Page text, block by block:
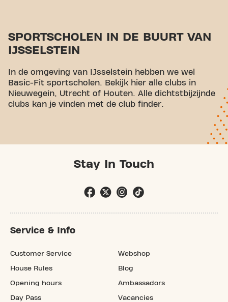
SPORTSCHOLEN IN DE BUURT VAN
IJSSELSTEIN
In de omgeving van IJsselstein hebben we wel
Basic-Fit sportscholen. Bekijk hier alle clubs in
Nieuwegein, Utrecht of Houten. Alle dichtstbijzijnde
clubs kan je vinden met de club finder.
Stay In Touch
Service & Info
Customer Service
House Rules
Opening hours
Day Pass
Webshop
Blog
Ambassadors
Vacancies